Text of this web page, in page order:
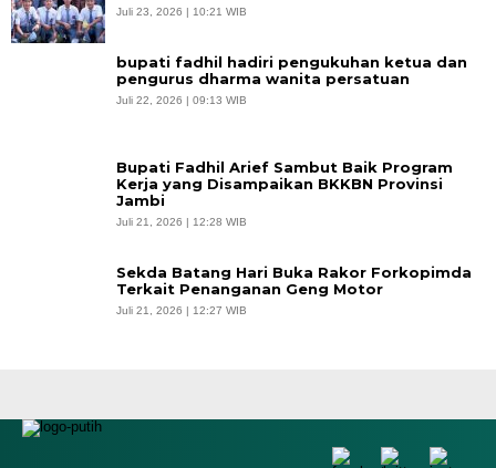
Juli 23, 2026 | 10:21 WIB
bupati fadhil hadiri pengukuhan ketua dan
pengurus dharma wanita persatuan
Juli 22, 2026 | 09:13 WIB
Bupati Fadhil Arief Sambut Baik Program
Kerja yang Disampaikan BKKBN Provinsi
Jambi
Juli 21, 2026 | 12:28 WIB
Sekda Batang Hari Buka Rakor Forkopimda
Terkait Penanganan Geng Motor
Juli 21, 2026 | 12:27 WIB